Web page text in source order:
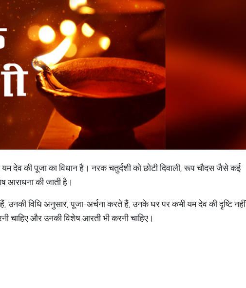
देव की पूजा का विधान है। नरक चतुर्दशी को छोटी दिवाली, रूप चौदस जैसे कई
आराधना की जाती है।
उनकी विधि अनुसार, पूजा-अर्चना करते हैं, उनके घर पर कभी यम देव की दृष्टि नहीं
चाहिए और उनकी विशेष आरती भी करनी चाहिए।